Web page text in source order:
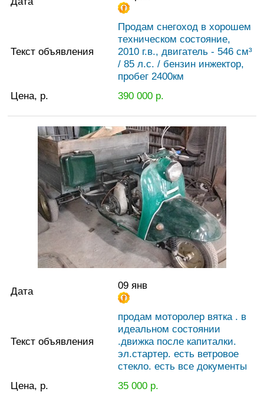
Текст объявления
Продам снегоход в хорошем
техническом состояние,
2010 г.в., двигатель - 546 см³
/ 85 л.с. / бензин инжектор,
пробег 2400км
Цена, р.
390 000р.
Дата 09 янв
Текст объявления
продам моторолер вятка . в
идеальном состоянии
.движка после капиталки.
эл.стартер. есть ветровое
стекло. есть все документы
Цена, р.
35 000р.